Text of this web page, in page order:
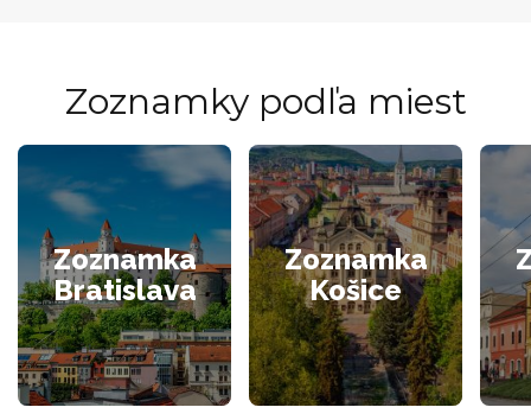
Zoznamky podľa miest
Zoznamka
Bratislava
Zoznamka
Košice